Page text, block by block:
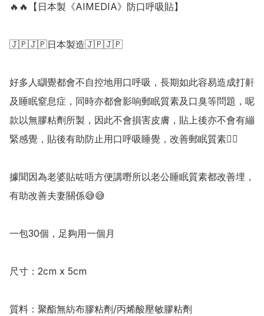
🔥🔥【日本製《AIMEDIA》防口呼吸貼】
🇯🇵🇯🇵日本製造🇯🇵🇯🇵
好多人瞓覺都會不自控地用口呼吸，長期如此容易造成打鼾
及睡眠窒息症，同時亦都會影响郵眠質素及口臭等問題，呢
款以無膠粘劑所製，因此不會損害皮膚，貼上後亦不會有繃
緊感覺，貼後有助防止用口呼吸睡覺，改善郵眠質素👍🏻
據聞因為老婆貼咗唔方便講嘢所以老公睡眠質素都改善埋，
有助改善夫妻關係😅😅
一包30個，足夠用一個月
尺寸：2cm x 5cm
質料：聚酯無紡布膠粘劑/丙烯酸壓敏膠粘劑